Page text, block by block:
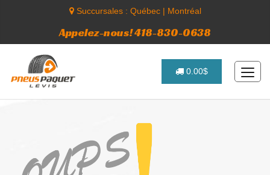
Succursales : Québec| Montréal
Appelez-nous! 418-830-0638
0.00$